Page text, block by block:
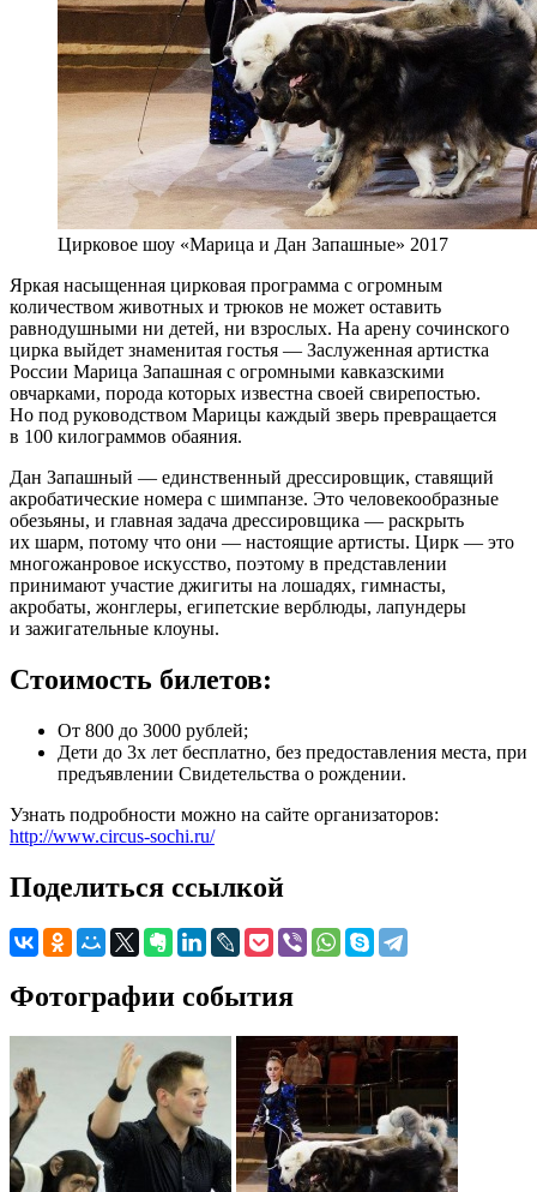
Цирковое шоу «Марица и Дан Запашные» 2017
Яркая насыщенная цирковая программа с огромным
количеством животных и трюков не может оставить
равнодушными ни детей, ни взрослых. На арену сочинского
цирка выйдет знаменитая гостья — Заслуженная артистка
России Марица Запашная с огромными кавказскими
овчарками, порода которых известна своей свирепостью.
Но под руководством Марицы каждый зверь превращается
в 100 килограммов обаяния.
Дан Запашный — единственный дрессировщик, ставящий
акробатические номера с шимпанзе. Это человекообразные
обезьяны, и главная задача дрессировщика — раскрыть
их шарм, потому что они — настоящие артисты. Цирк — это
многожанровое искусство, поэтому в представлении
принимают участие джигиты на лошадях, гимнасты,
акробаты, жонглеры, египетские верблюды, лапундеры
и зажигательные клоуны.
Стоимость билетов:
От 800 до 3000 рублей;
Дети до 3х лет бесплатно, без предоставления места, при
предъявлении Свидетельства о рождении.
Узнать подробности можно на сайте организаторов:
http://www.circus-sochi.ru/
Поделиться ссылкой
Фотографии события